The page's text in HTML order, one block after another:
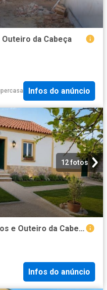
da Cabeça
Infos do anúncio
12 fotos
Casa de Campo em Campelos e Outeiro da Cabeça de 190 m² 190m² Campelos e Outeiro da Cabeça
Infos do anúncio